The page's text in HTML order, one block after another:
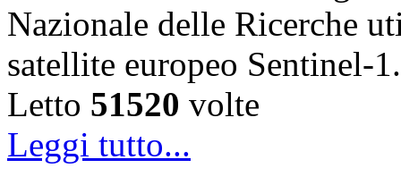
Nazionale delle Ricerche
satellite europeo
Letto 51520 volte
Leggi tutto...